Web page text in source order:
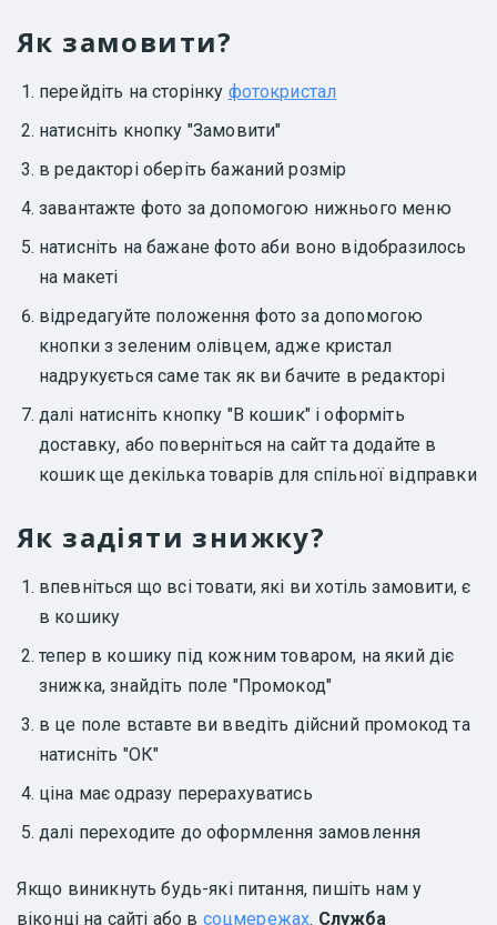
Як замовити?
перейдіть на сторінку фотокристал
натисніть кнопку "Замовити"
в редакторі оберіть бажаний розмір
завантажте фото за допомогою нижнього меню
натисніть на бажане фото аби воно відобразилось
на макеті
відредагуйте положення фото за допомогою
кнопки з зеленим олівцем, адже кристал
надрукується саме так як ви бачите в редакторі
далі натисніть кнопку "В кошик" і оформіть
доставку, або поверніться на сайт та додайте в
кошик ще декілька товарів для спільної відправки
Як задіяти знижку?
впевніться що всі товати, які ви хотіль замовити, є
в кошику
тепер в кошику під кожним товаром, на який діє
знижка, знайдіть поле "Промокод"
в це поле вставте ви введіть дійсний промокод та
натисніть "ОК"
ціна має одразу перерахуватись
далі переходите до оформлення замовлення
Якщо виникнуть будь-які питання, пишіть нам у
віконці на сайті або в соцмережах. Служба